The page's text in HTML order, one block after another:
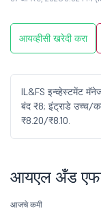
आयव्हीसी खरेदी करा
IL&FS इन्व्हेस्टमेंट
बंद ₹8; इंट्राडे उच्च/
₹8.20/₹8.10.
आयएल अँड
आजचे कमी